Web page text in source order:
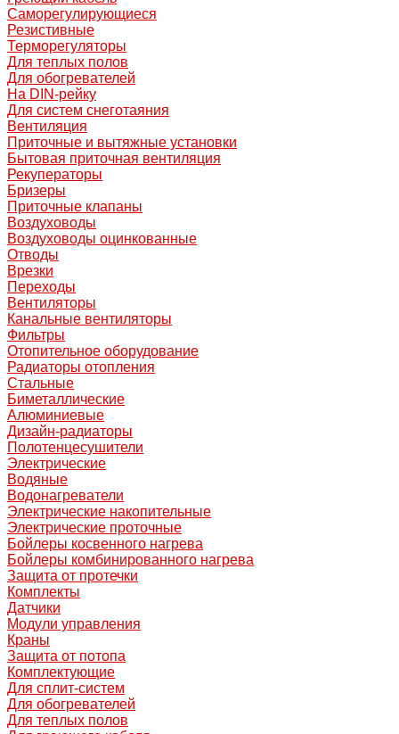
Саморегулирующиеся
Резистивные
Терморегуляторы
Для теплых полов
Для обогревателей
На DIN-рейку
Для систем снеготаяния
Вентиляция
Приточные и вытяжные установки
Бытовая приточная вентиляция
Рекуператоры
Бризеры
Приточные клапаны
Воздуховоды
Воздуховоды оцинкованные
Отводы
Врезки
Переходы
Вентиляторы
Канальные вентиляторы
Фильтры
Отопительное оборудование
Радиаторы отопления
Стальные
Биметаллические
Алюминиевые
Дизайн-радиаторы
Полотенцесушители
Электрические
Водяные
Водонагреватели
Электрические накопительные
Электрические проточные
Бойлеры косвенного нагрева
Бойлеры комбинированного нагрева
Защита от протечки
Комплекты
Датчики
Модули управления
Краны
Защита от потопа
Комплектующие
Для сплит-систем
Для обогревателей
Для теплых полов